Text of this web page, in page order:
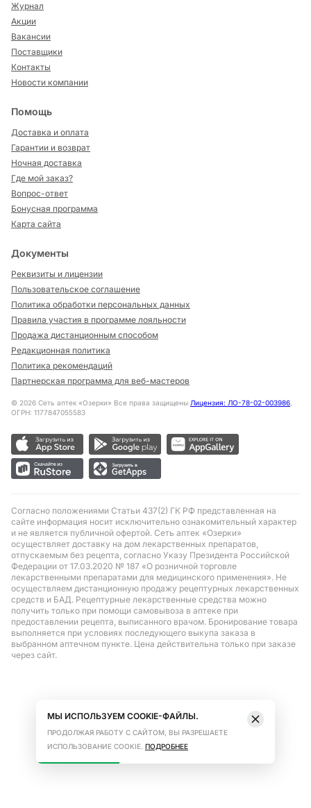
Журнал
Акции
Вакансии
Поставщики
Контакты
Новости компании
Помощь
Доставка и оплата
Гарантии и возврат
Ночная доставка
Где мой заказ?
Вопрос-ответ
Бонусная программа
Карта сайта
Документы
Реквизиты и лицензии
Пользовательское соглашение
Политика обработки персональных данных
Правила участия в программе лояльности
Продажа дистанционным способом
Редакционная политика
Политика рекомендаций
Партнерская программа для веб-мастеров
© 2026 Сеть аптек «Озерки» Все права защищены Лицензия: ЛО-78-02-003986,
ОГРН: 1177847055583
Согласно положениями Статьи 437(2) ГК РФ представленная на
сайте информация носит исключительно ознакомительный характер
и не является публичной офертой. Сеть аптек «Озерки»
осуществляет доставку на дом лекарственных препаратов,
отпускаемым без рецепта, согласно Указу Президента Российской
Федерации от 17.03.2020 № 187 «О розничной торговле
лекарственными препаратами для медицинского применения». Не
осуществляем дистанционную продажу рецептурных лекарственных
средств и БАД. Рецептурные лекарственные средства можно
получить только при помощи самовывоза в аптеке при
предоставлении рецепта, выписанного врачом. Бронирование товара
выполняется при условиях последующего выкупа заказа в
выбранном аптечном пункте. Цена действительна только при заказе
через сайт.
МЫ ИСПОЛЬЗУЕМ COOKIE-ФАЙЛЫ.
ПРОДОЛЖАЯ РАБОТУ С САЙТОМ, ВЫ РАЗРЕШАЕТЕ
ИСПОЛЬЗОВАНИЕ COOKIE. ПОДРОБНЕЕ